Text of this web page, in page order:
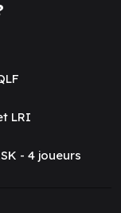
LRI
- 4 joueurs